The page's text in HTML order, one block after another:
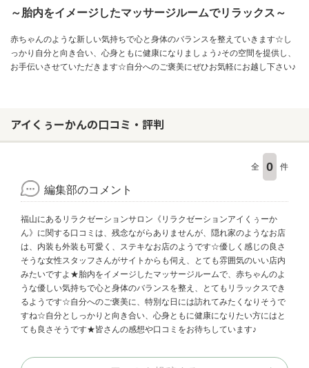
～胎内をイメージしたマッサージルームでリラックス～
赤ちゃんのような新しい気持ちで心と身体のバランスを整えていきます☆し
っかり自分と向き合い、心身ともに健康になりましょう♪その空間を提供し、
お手伝いさせていただきます☆自分へのご褒美にぜひお気軽にお越し下さい♪
アイくぅーかんの口コミ・評判
全 0 件
編集部のコメント
福山にあるリラクゼーションサロン《リラクゼーションアイくぅーか
ん》に関する口コミは、残念ながらありませんが、隠れ家のようなお店
は、内装も外装も可愛く、ステキなお店のようです☆優しく感じの良さ
そうな女性スタッフさんがサイトからも伺え、とても雰囲気のいい店内
みたいですよ★胎内をイメージしたマッサージルームで、赤ちゃんのよ
うな優しい気持ちで心と身体のバランスを整え、とてもリラックスでき
るようです☆自分へのご褒美に、特別な日には訪れてみたくなりそうで
すね☆自分としっかりと向き合い、心身ともに健康になりたい方にはと
ても良さそうです★皆さんの感想や口コミをお待ちしています♪